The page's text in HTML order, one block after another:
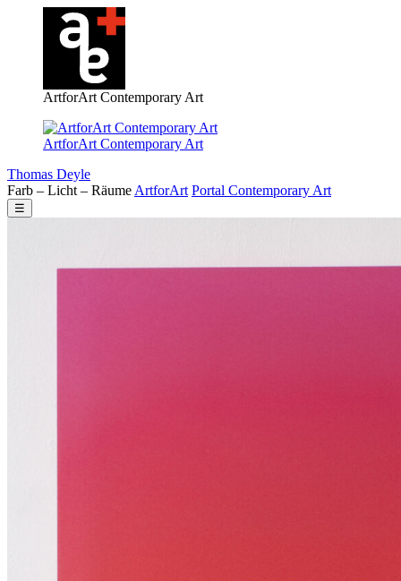
ArtforArt Contemporary Art
ArtforArt Contemporary Art
Thomas Deyle
Farb – Licht – Räume ArtforArt Portal Contemporary Art
☰